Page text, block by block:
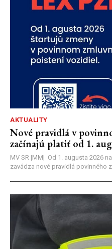
AKTUALITY
Nové pravidlá v
začínajú platiť od 1.
MV SR |MM| Od 1. augusta 2026
zavádza nové pravidlá povinného